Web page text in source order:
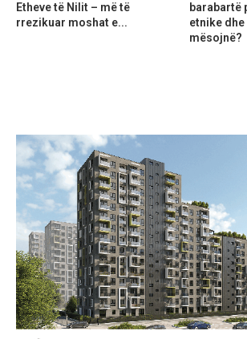
Etheve të Nilit – më të
rrezikuar moshat e...
barabartë
etnike
mësojnë?